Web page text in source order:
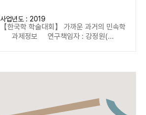
사업년도 : 2019
【한국학 학술대회】 가까운 과거의 민속학
과제정보 연구책임자 : 강정원(...